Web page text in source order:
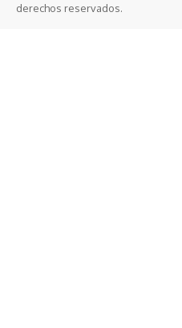
derechos reservados.